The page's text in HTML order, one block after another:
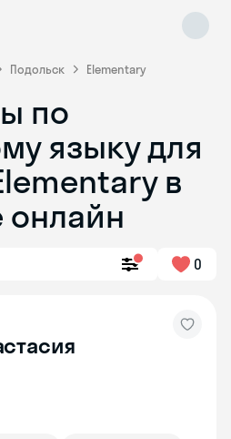
Подольск Elementary
по
языку для
в
онлайн
0